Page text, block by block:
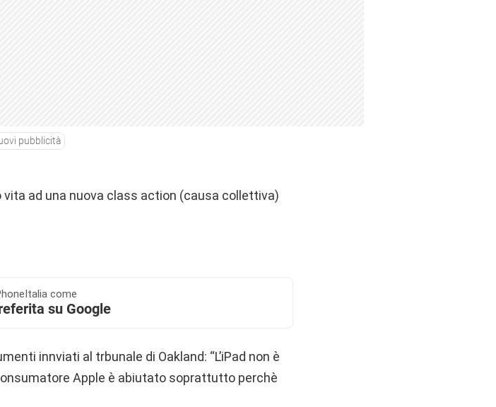
pubblicità
vita ad una nuova class action (causa collettiva)
come
su Google
innviati al trbunale di Oakland: “L’iPad non è
Apple è abiutato soprattutto perchè